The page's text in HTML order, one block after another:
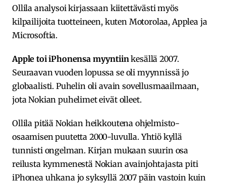
Ollila analysoi kirjassaan kiitettävästi myös
kilpailijoita tuotteineen, kuten Motorolaa, Applea ja
Microsoftia.
Apple toi iPhonensa myyntiin kesällä 2007.
Seuraavan vuoden lopussa se oli myynnissä jo
globaalisti. Puhelin oli avain sovellusmaailmaan,
jota Nokian puhelimet eivät olleet.
Ollila pitää Nokian heikkoutena ohjelmisto-
osaamisen puutetta 2000-luvulla. Yhtiö kyllä
tunnisti ongelman. Kirjan mukaan suurin osa
reilusta kymmenestä Nokian avainjohtajasta piti
iPhonea uhkana jo syksyllä 2007 päin vastoin kuin